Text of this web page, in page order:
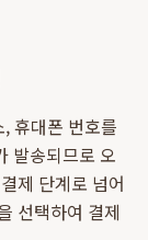
휴대폰 번호를
발송되므로 오
제 단계로 넘어
선택하여 결제